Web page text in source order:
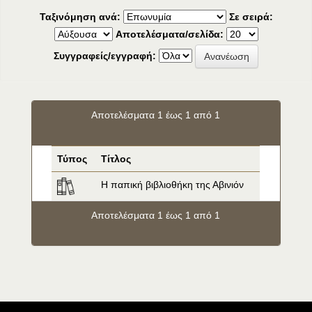
Ταξινόμηση ανά:
Σε σειρά:
Αποτελέσματα/σελίδα:
Συγγραφείς/εγγραφή:
Αποτελέσματα 1 έως 1 από 1
Τύπος Τίτλος
Η παπική βιβλιοθήκη της Αβινιόν
Αποτελέσματα 1 έως 1 από 1